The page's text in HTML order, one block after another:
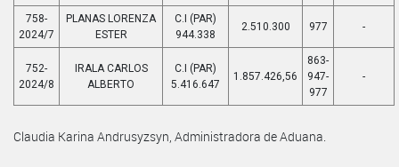
758-
2024/7
PLANAS LORENZA
ESTER
C.I (PAR)
944.338
2.510.300 977 -
752-
2024/8
IRALA CARLOS
ALBERTO
C.I (PAR)
5.416.647
1.857.426,56
863-
947-
977
-
Claudia Karina Andrusyzsyn, Administradora de Aduana.